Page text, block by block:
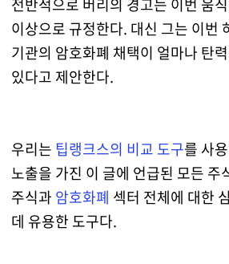
이상으로 규정한다. 대신 그는 이번
기관의 암호화폐 채택이 얼마나 탄
있다고 제안한다.
우리는 팁랭크스의 비교 도구를 사
노출을 가진 이 글에 언급된 모든 주
주식과 암호화폐 섹터 전체에 대한
데 유용한 도구다.